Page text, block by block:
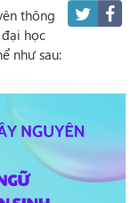
thông
học
như sau: